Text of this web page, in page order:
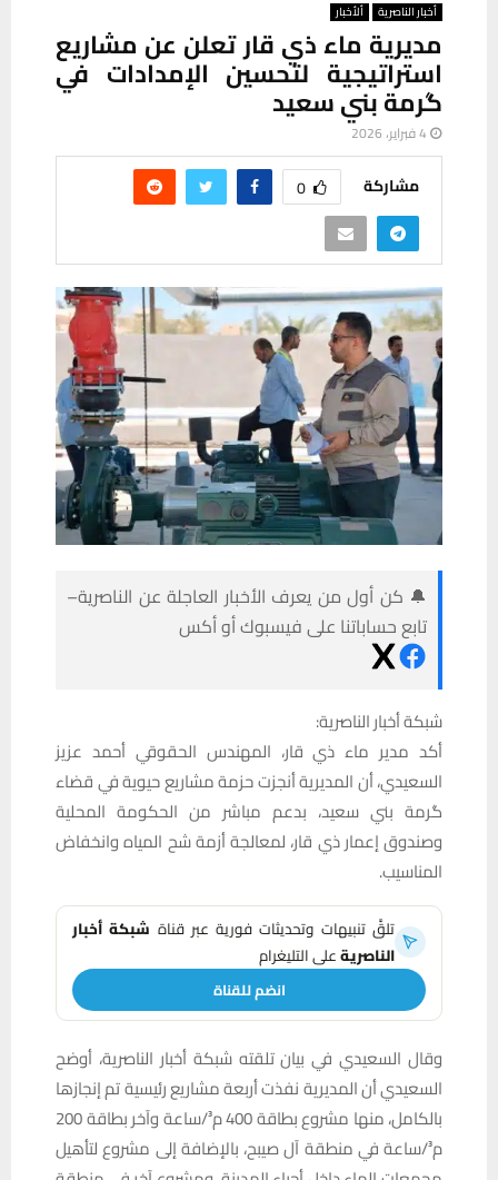
أخبار الناصرية ألأخبار
مديرية ماء ذي قار تعلن عن مشاريع
استراتيجية لتحسين الإمدادات في
گرمة بني سعيد
4 فبراير، 2026
مشاركة 0
🔔 كن أول من يعرف الأخبار العاجلة عن الناصرية–
تابع حساباتنا على فيسبوك أو أكس
شبكة أخبار الناصرية:
أكد مدير ماء ذي قار، المهندس الحقوقي أحمد عزيز
السعيدي، أن المديرية أنجزت حزمة مشاريع حيوية في قضاء
گرمة بني سعيد، بدعم مباشر من الحكومة المحلية
وصندوق إعمار ذي قار، لمعالجة أزمة شح المياه وانخفاض
المناسيب.
تلقَّ تنبيهات وتحديثات فورية عبر قناة شبكة أخبار
الناصريةعلى التليغرام
انضم للقناة
وقال السعيدي في بيان تلقته شبكة أخبار الناصرية، أوضح
السعيدي أن المديرية نفذت أربعة مشاريع رئيسية تم إنجازها
بالكامل، منها مشروع بطاقة 400 م³/ساعة وآخر بطاقة 200
م³/ساعة في منطقة آل صيبح، بالإضافة إلى مشروع لتأهيل